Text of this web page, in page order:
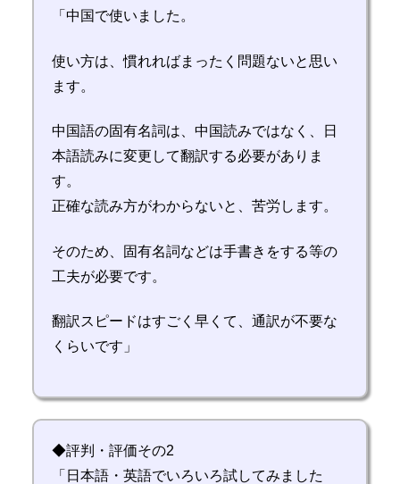
「中国で使いました。
使い方は、慣れればまったく問題ないと思い
ます。
中国語の固有名詞は、中国読みではなく、日
本語読みに変更して翻訳する必要がありま
す。
正確な読み方がわからないと、苦労します。
そのため、固有名詞などは手書きをする等の
工夫が必要です。
翻訳スピードはすごく早くて、通訳が不要な
くらいです」
◆評判・評価その2
「日本語・英語でいろいろ試してみました